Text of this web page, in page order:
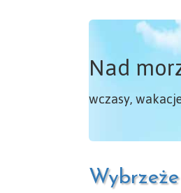
Nad
wczasy,